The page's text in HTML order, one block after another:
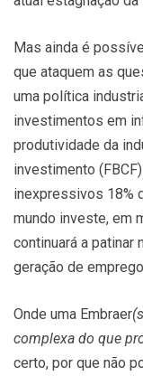
Mas ainda é
que ataquem as
uma política
investimentos em
produtividade da
investimento
inexpressivos 18%
mundo investe, em
continuará a
geração de
Onde uma Embraer
complexa do que
certo, por que não